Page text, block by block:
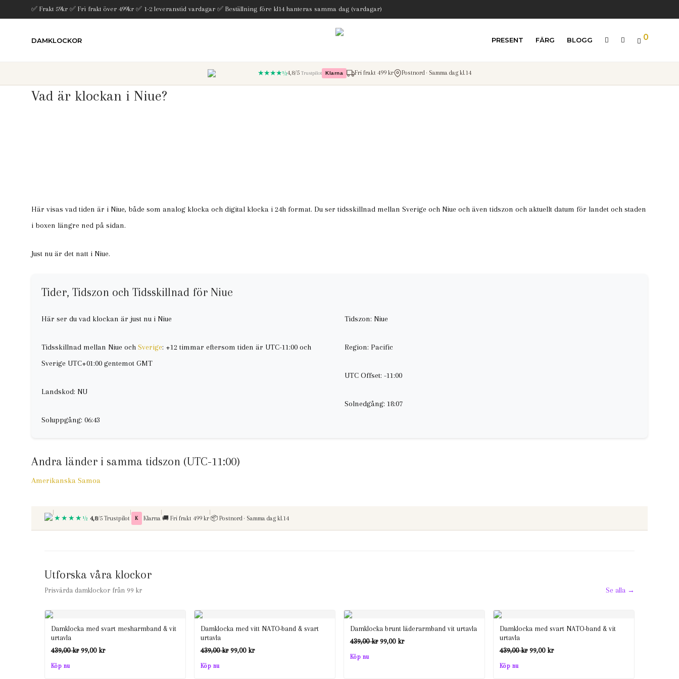
✅ Frakt 59kr ✅ Fri frakt över 499kr ✅ 1-2 leveranstid vardagar ✅ Beställning före kl14 hanteras samma dag (vardagar)
DAMKLOCKOR PRESENT FÄRG BLOGG 0
★★★★½4,8/5 Trustpilot Klarna
– betala med KlarnaFri frakt 499 kr Postnord · Samma dag kl.14
Vad är klockan i Niue?
Här visas vad tiden är i Niue, både som analog klocka och digital klocka i 24h format. Du ser tidsskillnad mellan Sverige och Niue och även tidszon och aktuellt datum för landet och staden
i boxen längre ned på sidan.
Just nu är det natt i Niue.
Tider, Tidszon och Tidsskillnad för Niue
Här ser du vad klockan är just nu i Niue
Tidsskillnad mellan Niue och Sverige: +12 timmar eftersom tiden är UTC-11:00 och
Sverige UTC+01:00 gentemot GMT
Landskod: NU
Soluppgång: 06:43
Tidszon: Niue
Region: Pacific
UTC Offset: -11:00
Solnedgång: 18:07
Andra länder i samma tidszon (UTC-11:00)
Amerikanska Samoa
|
★★★★½ 4,8/5 Trustpilot
|
K Betala med
Klarna
|
🚚 Fri frakt vid kop over
Fri frakt 499 kr
|
📦 Postnord · Samma dag kl.14
Utforska våra klockor
Prisvärda damklockor från 99 kr Se alla →
Damklocka med svart mesharmband & vit
urtavla
439,00kr Det
99,00 krDet
Köp nu
Damklocka med vitt NATO-band & svart
urtavla
439,00kr Det
99,00 krDet
Köp nu
Damklocka brunt läderarmband vit urtavla
439,00kr Det
99,00 krDet
Köp nu
Damklocka med svart NATO-band & vit
urtavla
439,00kr Det
99,00 krDet
Köp nu